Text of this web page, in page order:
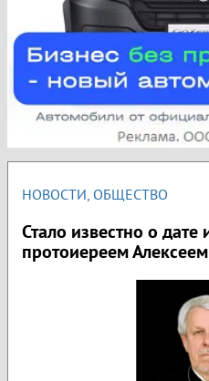
НОВОСТИ, ОБЩЕСТВО
Стало известно о
протоиереем